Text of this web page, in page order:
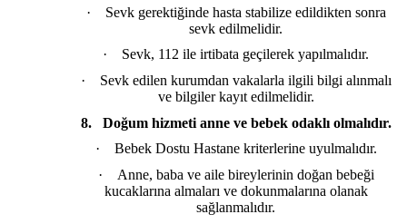
·
Sevk gerektiğinde hasta stabilize edildikten sonra
sevk edilmelidir.
·
Sevk, 112 ile irtibata geçilerek yapılmalıdır.
·
Sevk edilen kurumdan vakalarla ilgili bilgi alınmalı
ve bilgiler kayıt edilmelidir.
8.
Doğum hizmeti anne ve bebek odaklı olmalıdır.
·
Bebek Dostu Hastane kriterlerine uyulmalıdır.
·
Anne, baba ve aile bireylerinin doğan bebeği
kucaklarına almaları ve dokunmalarına olanak
sağlanmalıdır.